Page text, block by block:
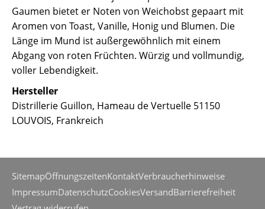
Gaumen bietet er Noten von Weichobst gepaart mit
Aromen von Toast, Vanille, Honig und Blumen. Die
Länge im Mund ist außergewöhnlich mit einem
Abgang von roten Früchten. Würzig und vollmundig,
voller Lebendigkeit.
Hersteller
Distrillerie Guillon, Hameau de Vertuelle 51150
LOUVOIS, Frankreich
SitemapÖffnungszeitenKontaktVerbraucherhinweise
ImpressumDatenschutzCookiesVersandBarrierefreiheit